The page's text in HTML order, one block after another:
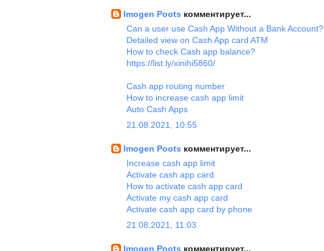
Imogen Poots комментирует...
Can a user use Cash App Without a Bank Account?
Detailed view on Cash App card ATM
How to check Cash app balance?
https://list.ly/xinihi5860/
Cash app routing number
How to increase cash app limit
Auto Cash Apps
21.08.2021, 10:55
Imogen Poots комментирует...
Increase cash app limit
Activate cash app card
How to activate cash app card
Activate my cash app card
Activate cash app card by phone
21.08.2021, 11:03
Imogen Poots комментирует...